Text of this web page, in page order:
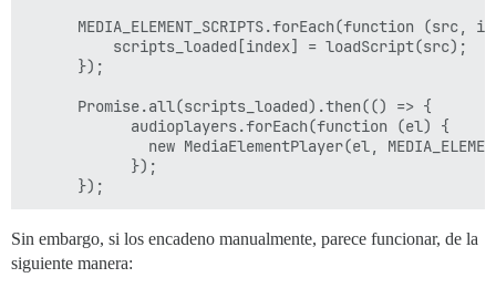
MEDIA_ELEMENT_SCRIPTS.forEach(function (src,
          scripts_loaded[index] = loadScript(src);
      });
      Promise.all(scripts_loaded).then(() => {
            audioplayers.forEach(function (el) {
new MediaElementPlayer(el,
            });
Sin embargo, si los encadeno manualmente, parece funcionar, de la
siguiente manera: